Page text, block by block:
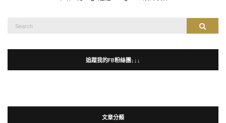
Search
Search
追蹤我的FB粉絲團↓↓↓
文章分類